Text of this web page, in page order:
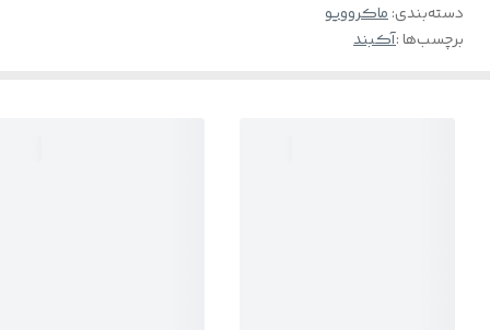
دسته‌بندی:ماکروویو
برچسب‌ها :آکبند